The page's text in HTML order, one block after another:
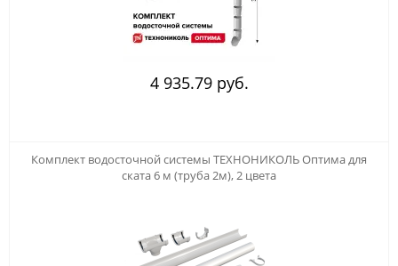
4 935.79 руб.
Комплект водосточной системы ТЕХНОНИКОЛЬ Оптима для
ската 6 м (труба 2м), 2 цвета